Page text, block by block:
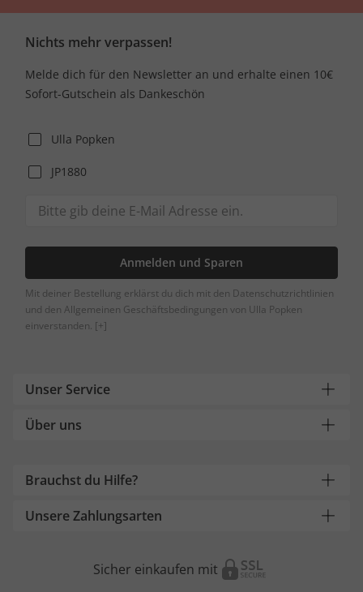
Nichts mehr verpassen!
Melde dich für den Newsletter an und erhalte einen 10€
Sofort-Gutschein als Dankeschön
Ulla Popken
JP1880
Anmelden und Sparen
Mit deiner Bestellung erklärst du dich mit den Datenschutzrichtlinien
und den Allgemeinen Geschäftsbedingungen von Ulla Popken
einverstanden. [+]
Unser Service
Über uns
Brauchst du Hilfe?
Unsere Zahlungsarten
Sicher einkaufen mit